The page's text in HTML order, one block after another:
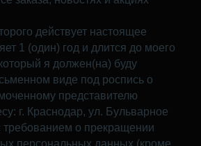
действует настоящее
1 (один) год и длится до моего
я должен(на) буду
виде под роспись о
представителю
г. Краснодар, ул. Бульварное
требованием о прекращении
персональных данных (кроме